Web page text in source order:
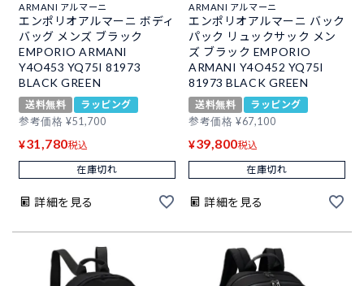
ARMANI アルマーニ
エンポリオアルマーニ ボディ
バッグ メンズ ブラック
EMPORIO ARMANI
Y4O453 YQ75I 81973
BLACK GREEN
送料無料
ラッピング
参考価格 ¥51,700
¥31,780税込
在庫切れ
詳細を見る
ARMANI アルマーニ
エンポリオアルマーニ バック
パック リュックサック メン
ズ ブラック EMPORIO
ARMANI Y4O452 YQ75I
81973 BLACK GREEN
送料無料
ラッピング
参考価格 ¥67,100
¥39,800税込
在庫切れ
詳細を見る